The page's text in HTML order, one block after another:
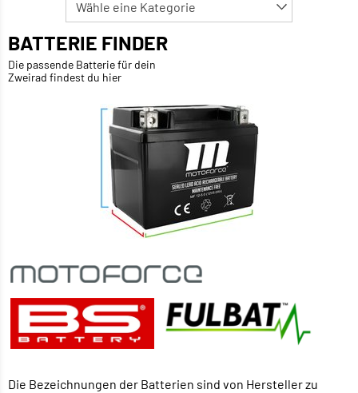
BATTERIE FINDER
Die passende Batterie für dein
Zweirad findest du hier
Die Bezeichnungen der Batterien sind von Hersteller zu